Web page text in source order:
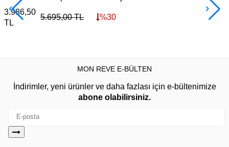
3.986,50
TL
5.695,00TL %30
MON REVE E-BÜLTEN
İndirimler, yeni ürünler ve daha fazlası için e-bültenimize
abone olabilirsiniz.